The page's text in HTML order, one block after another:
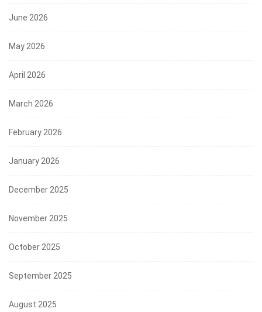
June 2026
May 2026
April 2026
March 2026
February 2026
January 2026
December 2025
November 2025
October 2025
September 2025
August 2025